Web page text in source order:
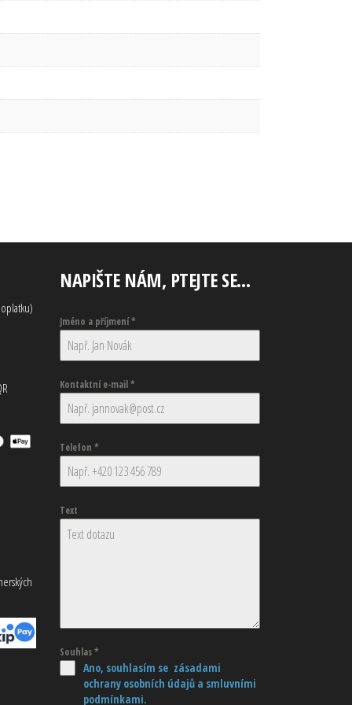
NAPIŠTE NÁM, PTEJTE SE…
Jméno a příjmení*
Kontaktní e-mail*
Telefon *
Text
Souhlas*
Ano, souhlasím se zásadami
ochrany osobních údajů a smluvními
podmínkami.